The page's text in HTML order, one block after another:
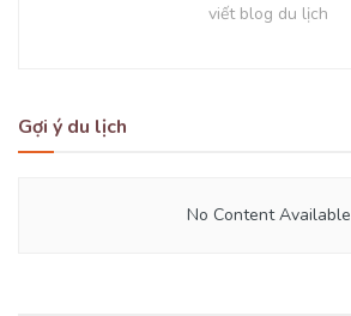
viết blog du lịch
Gợi ý du lịch
No Content Available